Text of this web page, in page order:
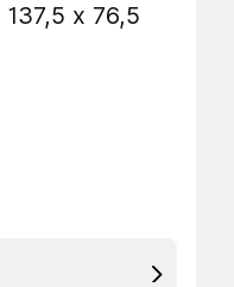
x 76,5